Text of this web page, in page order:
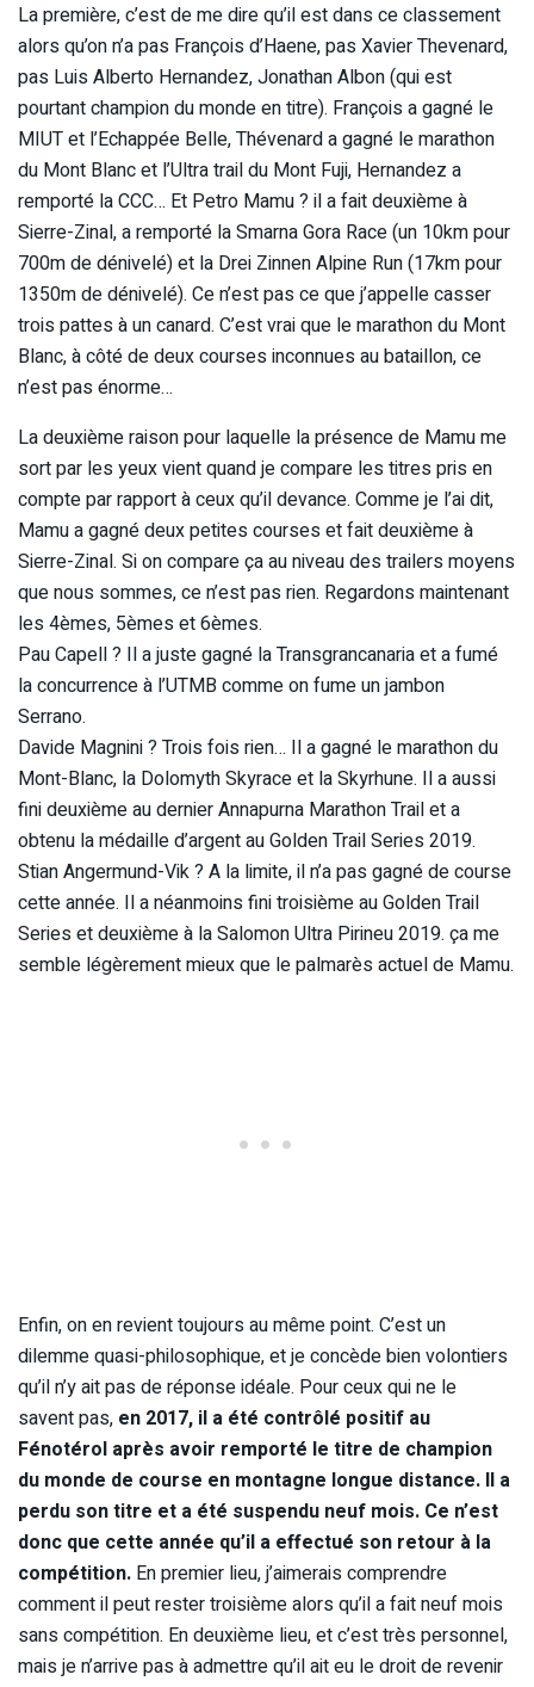
La première, c’est de me dire qu’il est dans ce classement
alors qu’on n’a pas François d’Haene, pas Xavier Thevenard,
pas Luis Alberto Hernandez, Jonathan Albon (qui est
pourtant champion du monde en titre). François a gagné le
MIUT et l’Echappée Belle, Thévenard a gagné le marathon
du Mont Blanc et l’Ultra trail du Mont Fuji, Hernandez a
remporté la CCC… Et Petro Mamu ? il a fait deuxième à
Sierre-Zinal, a remporté la Smarna Gora Race (un 10km pour
700m de dénivelé) et la Drei Zinnen Alpine Run (17km pour
1350m de dénivelé). Ce n’est pas ce que j’appelle casser
trois pattes à un canard. C’est vrai que le marathon du Mont
Blanc, à côté de deux courses inconnues au bataillon, ce
n’est pas énorme…
La deuxième raison pour laquelle la présence de Mamu me
sort par les yeux vient quand je compare les titres pris en
compte par rapport à ceux qu’il devance. Comme je l’ai dit,
Mamu a gagné deux petites courses et fait deuxième à
Sierre-Zinal. Si on compare ça au niveau des trailers moyens
que nous sommes, ce n’est pas rien. Regardons maintenant
les 4èmes, 5èmes et 6èmes.
Pau Capell ? Il a juste gagné la Transgrancanaria et a fumé
la concurrence à l’UTMB comme on fume un jambon
Serrano.
Davide Magnini ? Trois fois rien… Il a gagné le marathon du
Mont-Blanc, la Dolomyth Skyrace et la Skyrhune. Il a aussi
fini deuxième au dernier Annapurna Marathon Trail et a
obtenu la médaille d’argent au Golden Trail Series 2019.
Stian Angermund-Vik ? A la limite, il n’a pas gagné de course
cette année. Il a néanmoins fini troisième au Golden Trail
Series et deuxième à la Salomon Ultra Pirineu 2019. ça me
semble légèrement mieux que le palmarès actuel de Mamu.
Enfin, on en revient toujours au même point. C’est un
dilemme quasi-philosophique, et je concède bien volontiers
qu’il n’y ait pas de réponse idéale. Pour ceux qui ne le
savent pas, en 2017, il a été contrôlé positif au
Fénotérol après avoir remporté le titre de champion
du monde de course en montagne longue distance. Il a
perdu son titre et a été suspendu neuf mois. Ce n’est
donc que cette année qu’il a effectué son retour à la
compétition. En premier lieu, j’aimerais comprendre
comment il peut rester troisième alors qu’il a fait neuf mois
sans compétition. En deuxième lieu, et c’est très personnel,
mais je n’arrive pas à admettre qu’il ait eu le droit de revenir